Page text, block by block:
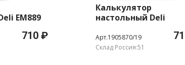
EM889
710 ₽
Калькулятор
настольный Deli
12-разр.
Арт.1905870/19
Склад Россия:51